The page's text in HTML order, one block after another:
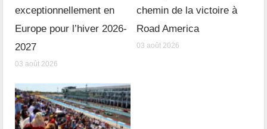
exceptionnellement en
Europe pour l’hiver 2026-
2027
03 août 2026
chemin de la victoire à
Road America
03 août 2026